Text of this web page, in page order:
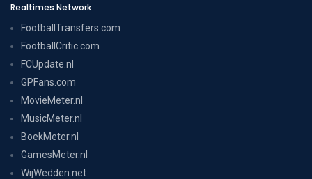
Realtimes Network
FootballTransfers.com
FootballCritic.com
FCUpdate.nl
GPFans.com
MovieMeter.nl
MusicMeter.nl
BoekMeter.nl
GamesMeter.nl
WijWedden.net